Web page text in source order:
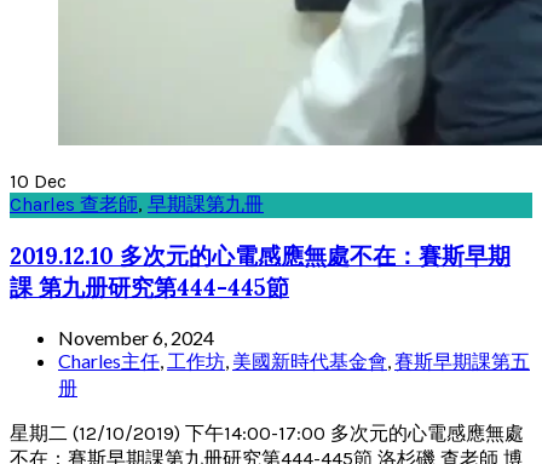
10 Dec
Charles 查老師, 早期課第九冊
2019.12.10 多次元的心電感應無處不在：賽斯早期
課 第九册研究第444-445節
November 6, 2024
Charles主任, 工作坊, 美國新時代基金會,賽斯早期課第五
册
星期二 (12/10/2019) 下午14:00-17:00 多次元的心電感應無處
不在：賽斯早期課第九册研究第444-445節 洛杉磯 查老師 博